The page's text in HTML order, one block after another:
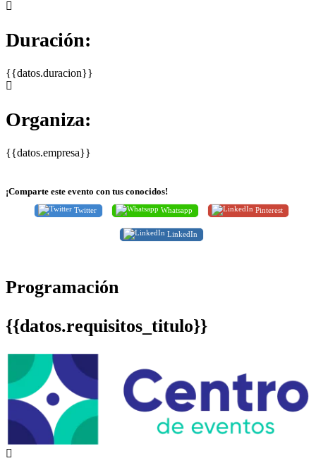
Duración:
{{datos.duracion}}
Organiza:
{{datos.empresa}}
¡Comparte este evento con tus conocidos!
Twitter Whatsapp Pinterest
LinkedIn
Programación
{{datos.requisitos_titulo}}